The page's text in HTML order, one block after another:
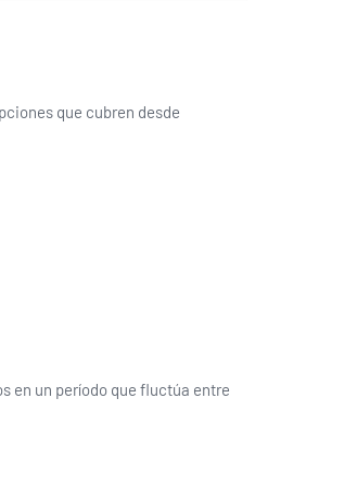
que cubren desde
en un período que fluctúa entre